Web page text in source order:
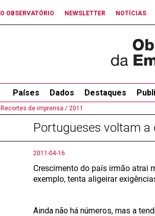
O OBSERVATÓRIO NEWSLETTER NOTÍCIAS
Países Dados Destaques
Recortes de imprensa / 2011
Portugueses voltam a
2011-04-16
Crescimento do país irmão atrai
exemplo, tenta aligeirar
Ainda não há números, mas a